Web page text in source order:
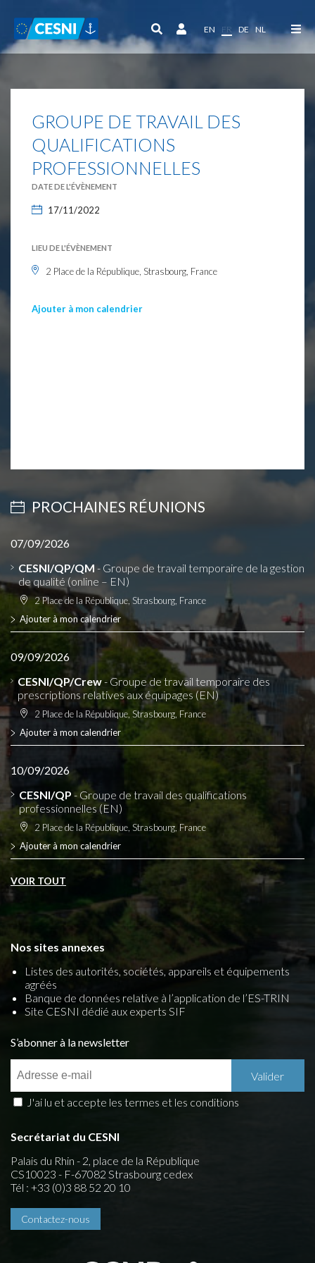
EN FR DE NL
GROUPE DE TRAVAIL DES
QUALIFICATIONS
PROFESSIONNELLES
DATE DE L'ÉVÈNEMENT
17/11/2022
LIEU DE L'ÉVÈNEMENT
2 Place de la République, Strasbourg, France
Ajouter à mon calendrier
PROCHAINES RÉUNIONS
07/09/2026
CESNI/QP/QM - Groupe de travail temporaire de la gestion
de qualité (online – EN)
2 Place de la République, Strasbourg, France
Ajouter à mon calendrier
09/09/2026
CESNI/QP/Crew- Groupe de travail temporaire des
prescriptions relatives aux équipages (EN)
2 Place de la République, Strasbourg, France
Ajouter à mon calendrier
10/09/2026
CESNI/QP - Groupe de travail des qualifications
professionnelles (EN)
2 Place de la République, Strasbourg, France
Ajouter à mon calendrier
VOIR TOUT
Nos sites annexes
Listes des autorités, sociétés, appareils et équipements
agréés
Banque de données relative à l’application de l’ES-TRIN
Site CESNI dédié aux experts SIF
S’abonner à la newsletter
J'ai lu et accepte les termes et les conditions
Secrétariat du CESNI
Palais du Rhin - 2, place de la République
CS10023 - F-67082 Strasbourg cedex
Tél : +33 (0)3 88 52 20 10
Contactez-nous